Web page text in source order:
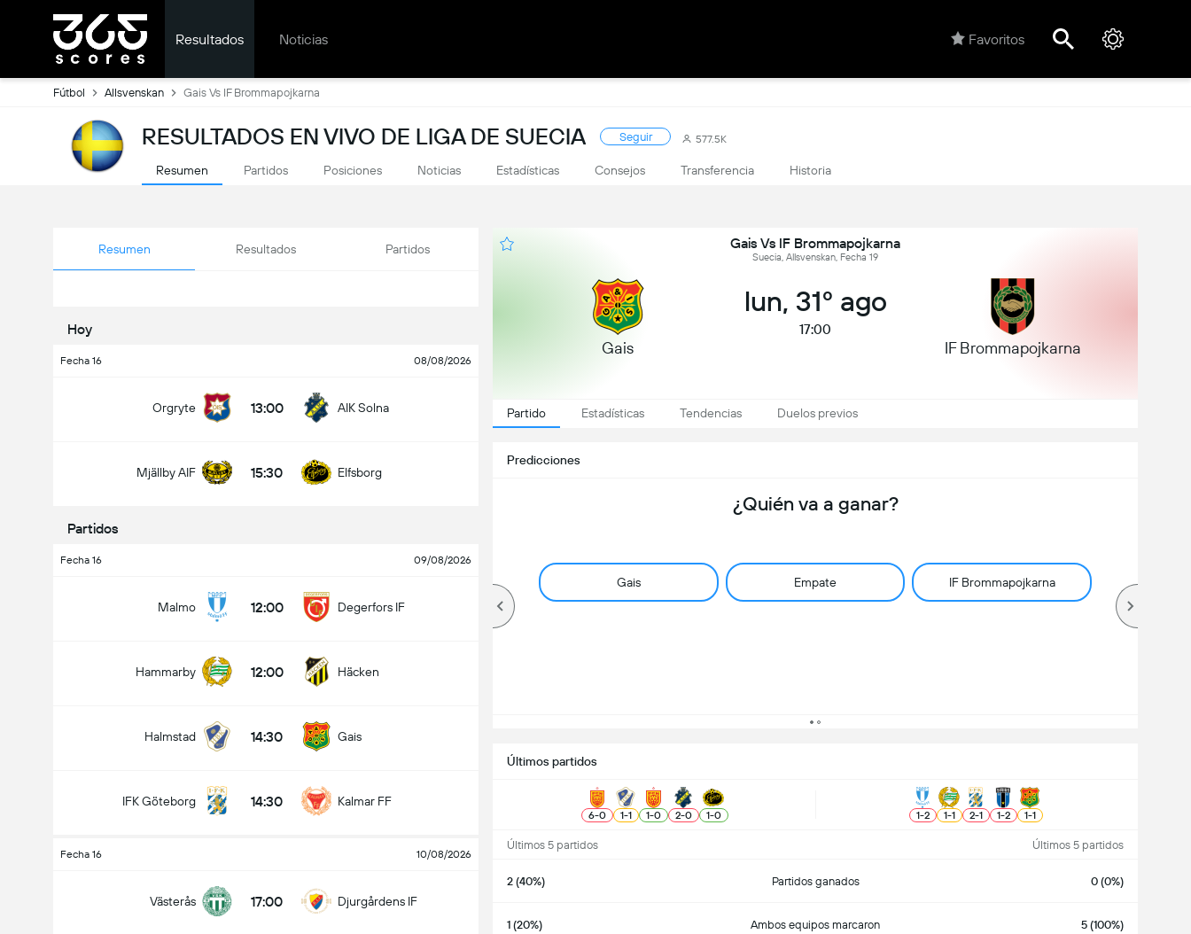
Resultados Noticias Favoritos
Fútbol Allsvenskan Gais Vs IF Brommapojkarna
RESULTADOS EN VIVO DE LIGA DE SUECIA Seguir 577.5K
Resumen Partidos Posiciones Noticias Estadísticas Consejos Transferencia Historia
Resumen Resultados Partidos
Hoy
Fecha 16 08/08/2026
Orgryte 13:00 AIK Solna
Mjällby AIF 15:30 Elfsborg
Partidos
Fecha 16 09/08/2026
Malmo 12:00 Degerfors IF
Hammarby 12:00 Häcken
Halmstad 14:30 Gais
IFK Göteborg 14:30 Kalmar FF
Fecha 16 10/08/2026
Västerås 17:00 Djurgårdens IF
Gais Vs IF Brommapojkarna
Suecia, Allsvenskan, Fecha 19
Gais
lun, 31º ago
17:00
IF Brommapojkarna
Partido Estadísticas Tendencias Duelos previos
Predicciones
¿Quién va a ganar?
Gais Empate IF Brommapojkarna
Últimos partidos
6-0 1-1 1-0 2-0 1-0 1-2 1-1 2-1 1-2 1-1
Últimos 5 partidos Últimos 5 partidos
2 (40%) Partidos ganados 0 (0%)
1 (20%) Ambos equipos marcaron 5 (100%)